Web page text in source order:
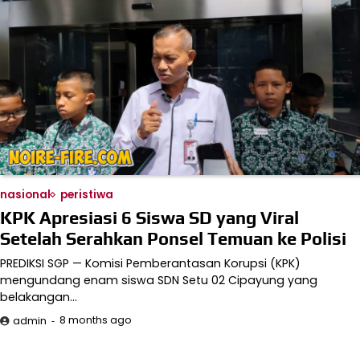
nasional peristiwa
KPK Apresiasi 6 Siswa SD yang Viral
Setelah Serahkan Ponsel Temuan ke Polisi
PREDIKSI SGP — Komisi Pemberantasan Korupsi (KPK)
mengundang enam siswa SDN Setu 02 Cipayung yang
belakangan…
admin 8 months ago